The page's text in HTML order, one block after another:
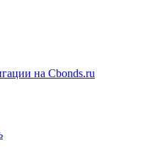
на Cbonds.ru